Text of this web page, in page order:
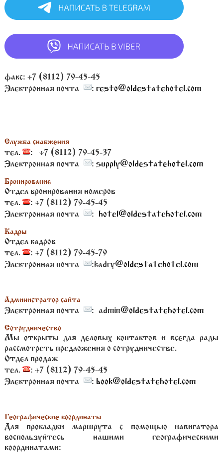
факс: +7 (8112) 79-45-45
Электронная почта
: resto@oldestatehotel.com
Служба снабжения
тел.
: +7 (8112) 79-45-37
Электронная почта
: supply@oldestatehotel.com
Бронирование
Отдел бронирования номеров
тел.
: +7 (8112) 79-45-45
Электронная почта
: hotel@oldestatehotel.com
Кадры
Отдел кадров
тел.
: +7 (8112) 79-45-79
Электронная почта
:kadry@oldestatehotel.com
Администратор сайта
Электронная почта : admin@oldestatehotel.com
Сотрудничество
Мы открыты для деловых контактов и всегда рады
рассмотреть предложения о сотрудничестве.
Отдел продаж
тел.
: +7 (8112) 79-45-45
Электронная почта
: book@oldestatehotel.com
Географические координаты
Для прокладки маршрута с помощью навигатора
воспользуйтесь нашими географическими
координатами: